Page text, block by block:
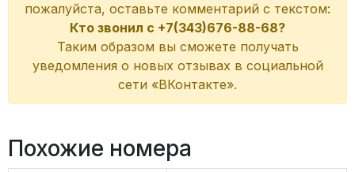
пожалуйста, оставьте комментарий с текстом:
Кто звонил с +7(343)676-88-68?
Таким образом вы сможете получать
уведомления о новых отзывах в социальной
сети «ВКонтакте».
Похожие номера